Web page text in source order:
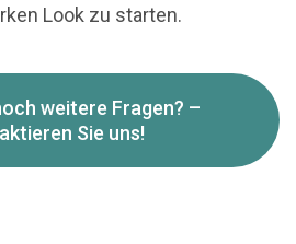
Look zu starten.
weitere Fragen? –
Sie uns!